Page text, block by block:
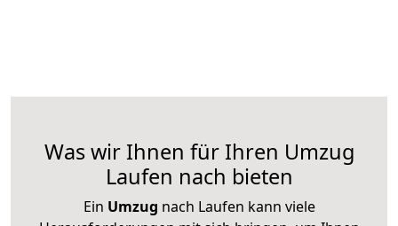
Was wir Ihnen für Ihren Umzug
Laufen nach bieten
Ein Umzug nach Laufen kann viele